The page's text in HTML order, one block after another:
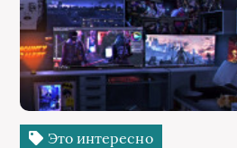
Это интересно